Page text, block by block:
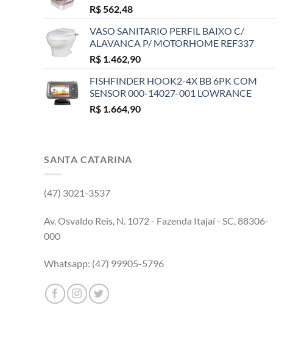
R$562,48
VASO SANITARIO PERFIL BAIXO C/
ALAVANCA P/ MOTORHOME REF337
R$ 1.462,90
FISHFINDER HOOK2-4X BB 6PK COM
SENSOR 000-14027-001 LOWRANCE
R$ 1.664,90
SANTA CATARINA
(47) 3021-3537
Av. Osvaldo Reis, N. 1072 - Fazenda Itajaí - SC, 88306-
000
Whatsapp: (47) 99905-5796